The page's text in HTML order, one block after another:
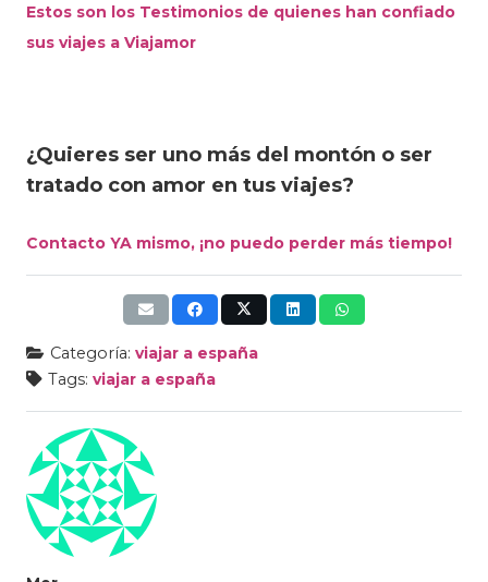
Estos son los Testimonios de quienes han confiado
sus viajes a Viajamor
¿Quieres ser uno más del montón o ser
tratado con amor en tus viajes?
Contacto YA mismo, ¡no puedo perder más tiempo!
Categoría: viajar a españa
Tags: viajar a españa